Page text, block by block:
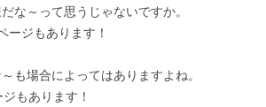
な～って思うじゃないですか。
ージもあります！
も場合によってはありますよね。
ジもあります！